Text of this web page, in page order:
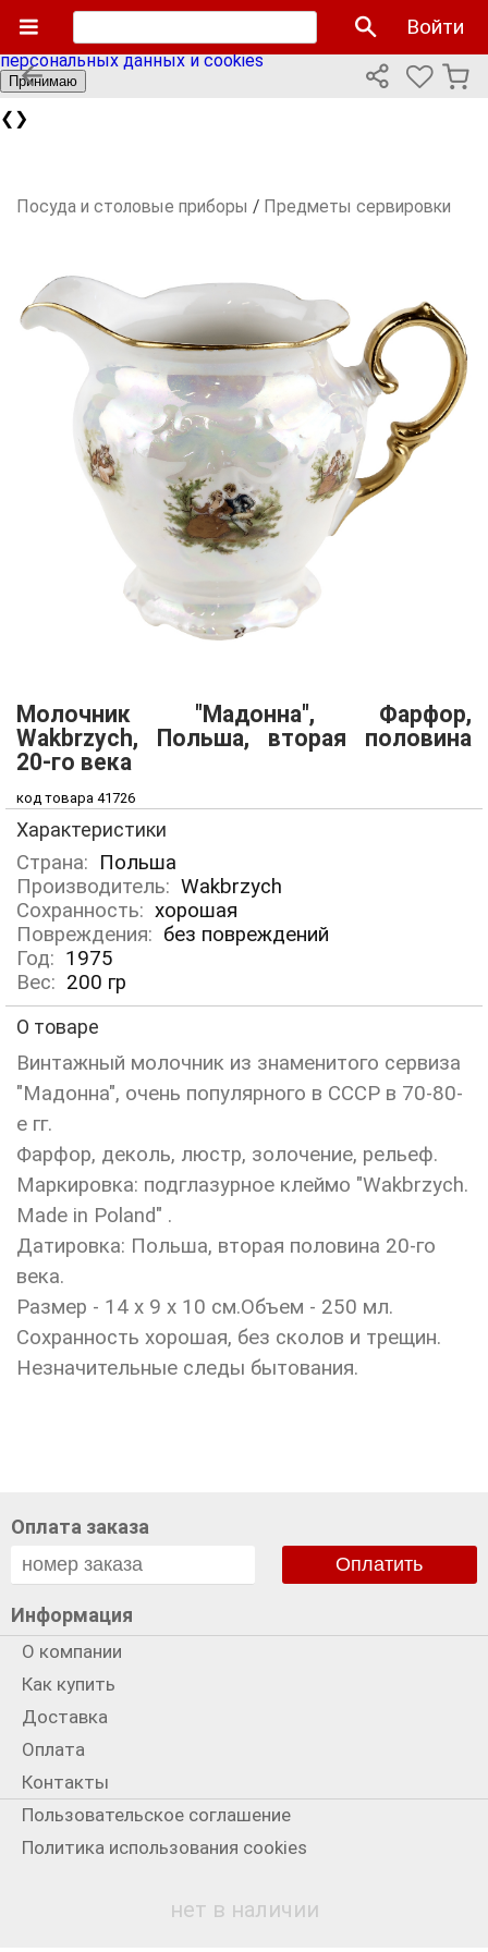
Мы используем cookies файлы для улучшения работы
сайта и персонализации. Продолжая пользоваться сайтом
вы соглашаетесь с нашейполитикой использования
персональных данных и cookies
Принимаю
❮ ❯
Войти
Посуда и столовые приборы / Предметы сервировки
Молочник "Мадонна", Фарфор,
Wakbrzych, Польша, вторая половина
20-го века
код товара 41726
Характеристики
Страна: Польша
Производитель: Wakbrzych
Сохранность: хорошая
Повреждения: без повреждений
Год: 1975
Вес: 200 гр
О товаре
Винтажный молочник из знаменитого сервиза
"Мадонна", очень популярного в СССР в 70-80-
е гг.
Фарфор, деколь, люстр, золочение, рельеф.
Маркировка: подглазурное клеймо "Wakbrzych.
Made in Poland" .
Датировка: Польша, вторая половина 20-го
века.
Размер - 14 х 9 х 10 см.Объем - 250 мл.
Сохранность хорошая, без сколов и трещин.
Незначительные следы бытования.
нет в наличии
Оплата заказа
Оплатить
Информация
О компании
Как купить
Доставка
Оплата
Контакты
Пользовательское соглашение
Политика использования cookies